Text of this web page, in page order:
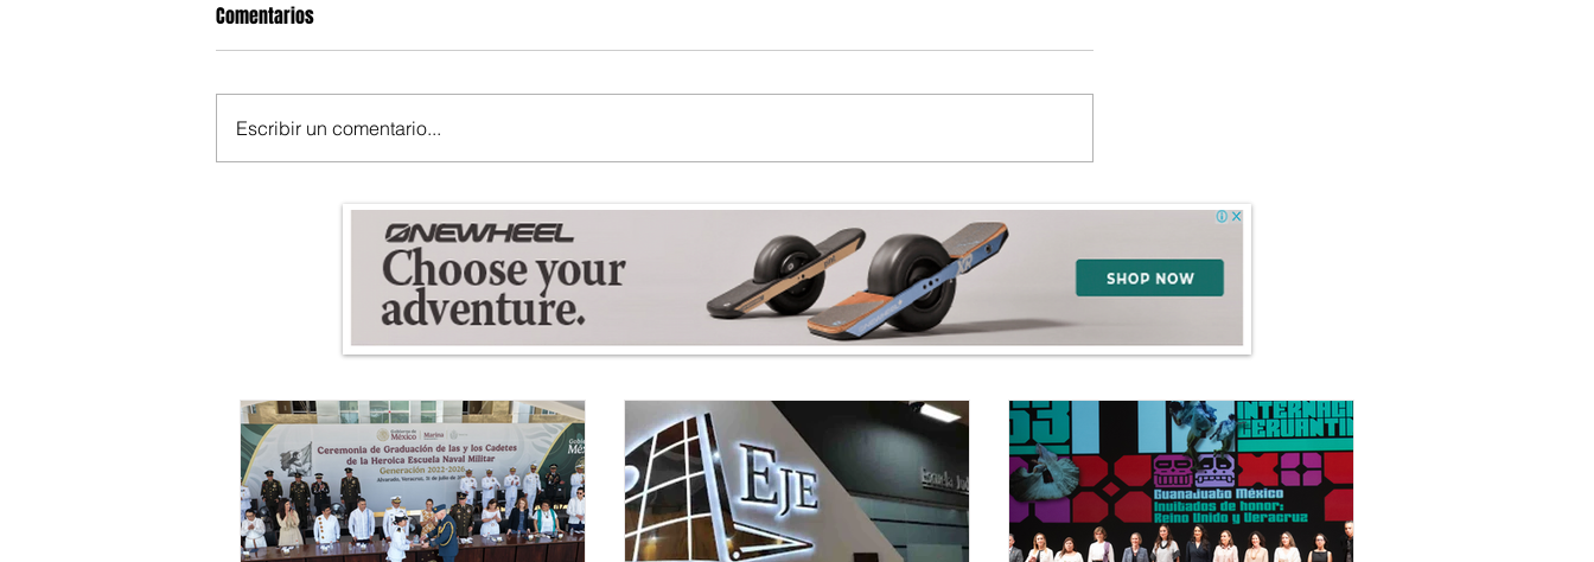
Comentarios
Escribir un comentario...